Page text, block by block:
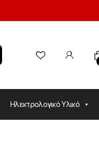
Ηλεκτρολογικό Υλικό